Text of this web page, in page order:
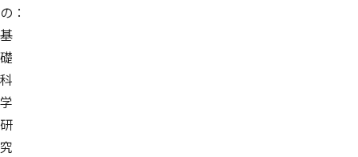
の：
基
礎
科
学
研
究